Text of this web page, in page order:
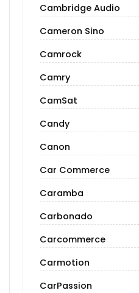
Cambridge Audio
Cameron Sino
Camrock
Camry
CamSat
Candy
Canon
Car Commerce
Caramba
Carbonado
Carcommerce
Carmotion
CarPassion